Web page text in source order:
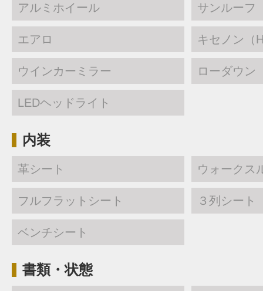
アルミホイール サンルーフ
エアロ キセノン（
ウインカーミラー ローダウン
LEDヘッドライト
内装
革シート ウォークス
フルフラットシート ３列シート
ベンチシート
書類・状態